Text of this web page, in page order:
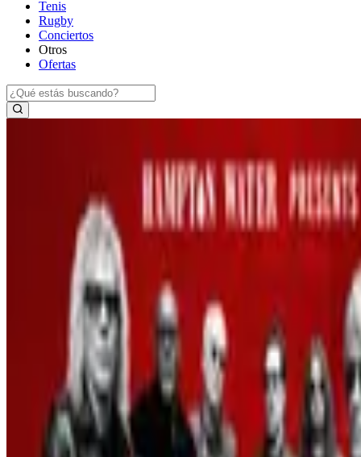
Tenis
Rugby
Conciertos
Otros
Ofertas